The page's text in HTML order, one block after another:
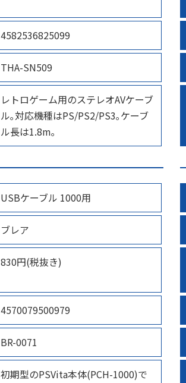
4582536825099
THA-SN509
レトロゲーム用のステレオAVケーブ
ル｡対応機種はPS/PS2/PS3｡ケーブ
ル長は1.8m｡
USBケーブル 1000用
ブレア
830円(税抜き)
4570079500979
BR-0071
初期型のPSVita本体(PCH-1000)で